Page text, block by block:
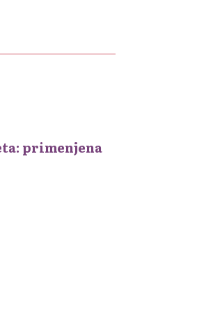
primenjena